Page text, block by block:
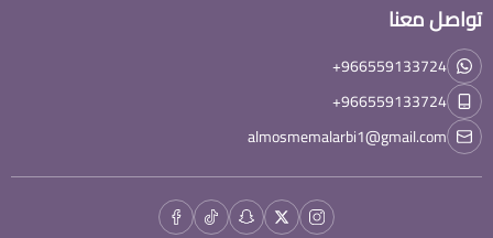
تواصل معنا
+966559133724
+966559133724
almosmemalarbi1@gmail.com